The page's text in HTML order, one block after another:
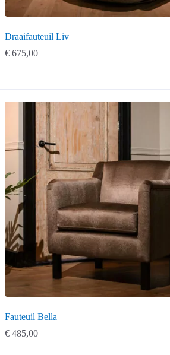
Draaifauteuil Liv
€675,00
Fauteuil Bella
€485,00